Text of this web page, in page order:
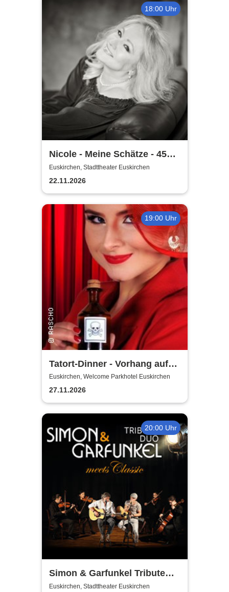
18:00 Uhr
Nicole - Meine Schätze - 45
Jahre Jubiläumstour
Euskirchen, Stadttheater Euskirchen
22.11.2026
19:00 Uhr
Tatort-Dinner - Vorhang auf
für Mord
Euskirchen, Welcome Parkhotel Euskirchen
27.11.2026
20:00 Uhr
Simon & Garfunkel Tribute
meets Classic - Duo
Euskirchen, Stadttheater Euskirchen